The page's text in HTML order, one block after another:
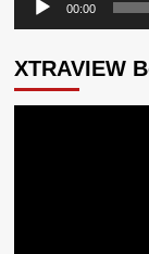
00:00
XTRAVIEW